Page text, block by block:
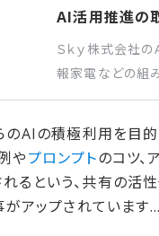
AI活用推進の
Ｓｋｙ株式会社
報家電などの組
展開しています。
のAIの積極利用を目
やプロンプトのコツ、
るという、共有の活
アップされています